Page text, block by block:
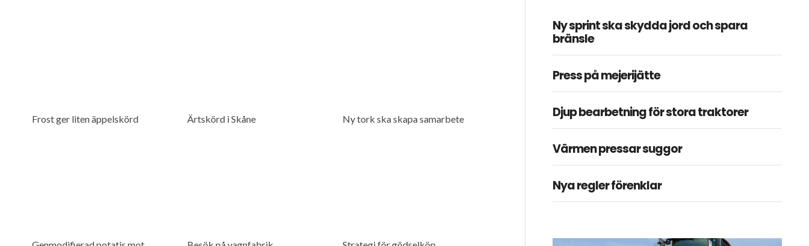
Frost ger liten äppelskörd Ärtskörd i Skåne Ny tork ska skapa samarbete
Ny sprint ska skydda jord och spara
bränsle
Press på mejerijätte
Djup bearbetning för stora traktorer
Värmen pressar suggor
Nya regler förenklar